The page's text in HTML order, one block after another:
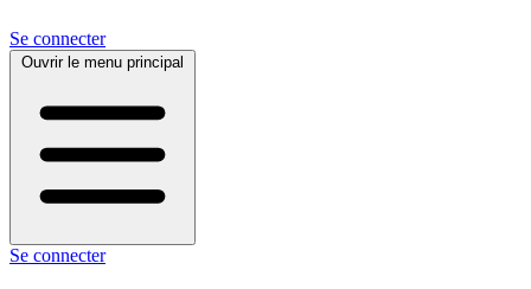
Se connecter
Ouvrir le menu principal
Se connecter